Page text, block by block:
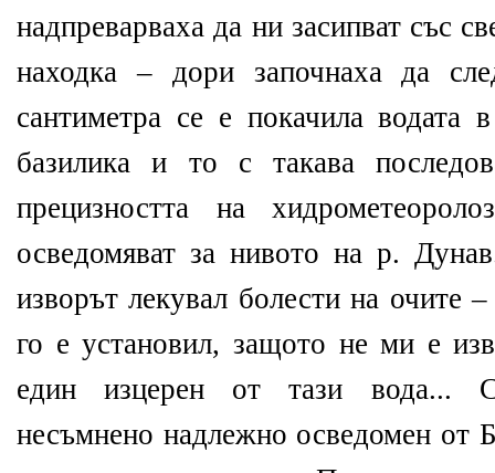
надпреварваха да ни засипват със
находка – дори започнаха да
сантиметра се е покачила водата
базилика и то с такава
прецизността на
осведомяват за нивото на р.
изворът лекувал болести на очите
го е установил, защото не ми е
един изцерен от тази вода...
несъмнено надлежно осведомен от